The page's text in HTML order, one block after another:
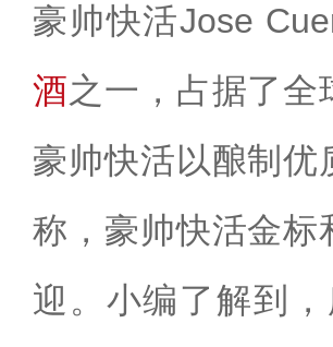
豪帅快活Jose
酒之一，占据了
豪帅快活以酿制
称，豪帅快活金标
迎。小编了解到